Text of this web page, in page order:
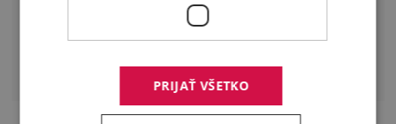
PRIJAŤ VŠETKO